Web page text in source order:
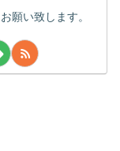
願い致します。